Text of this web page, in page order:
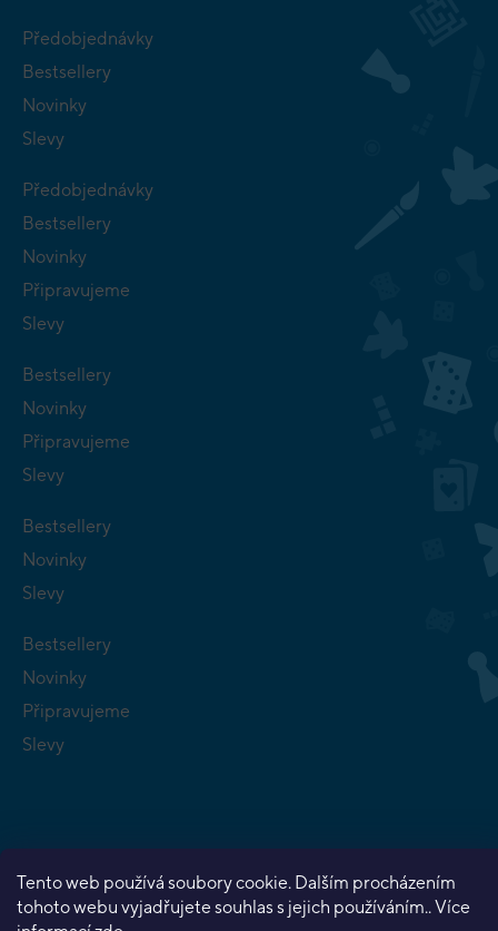
Tento web používá soubory cookie. Dalším procházením
tohoto webu vyjadřujete souhlas s jejich používáním.. Více
Předobjednávky
Bestsellery
Novinky
Slevy
Předobjednávky
Bestsellery
Novinky
Připravujeme
Slevy
Bestsellery
Novinky
Připravujeme
Slevy
Bestsellery
Novinky
Slevy
Bestsellery
Novinky
Připravujeme
Slevy
Vytvořil Shoptet Premium
Copyright 2026Planeta her. Všechna práva vyhrazena.